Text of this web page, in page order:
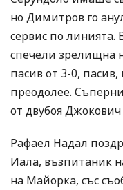
но Димитров го
сервис по
спечели зрелищна
пасив от 3-0,
преодолее.
от двубоя Джокович
Рафаел Надал
Иала, възпитаник
на Майорка, със